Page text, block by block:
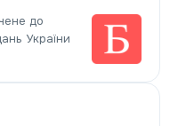
до
України